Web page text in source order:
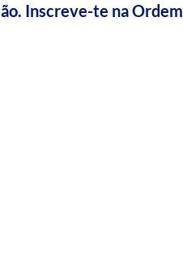
Inscreve-te na Ordem